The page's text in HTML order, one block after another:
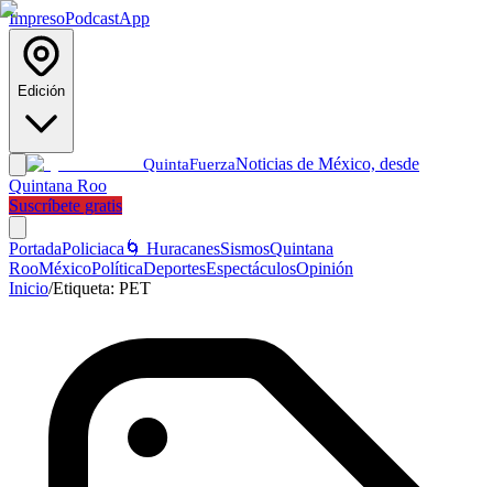
ImpresoPodcastApp
Edición
QuintaFuerzaNoticias de México, desde
Quintana Roo
Suscríbete gratis
PortadaPoliciaca 🌀 HuracanesSismosQuintana
RooMéxicoPolíticaDeportesEspectáculosOpinión
Inicio/Etiqueta: PET